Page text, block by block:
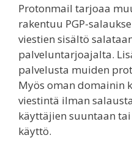
Protonmail tarjoaa
rakentuu PGP-
viestien sisältö
palveluntarjoajalta.
palvelusta muiden
Myös oman domainin
viestintä ilman
käyttäjien suuntaan
käyttö.